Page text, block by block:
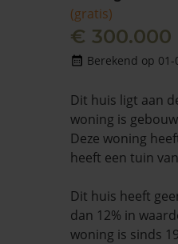
(gratis)
€ 300.000
Berekend op 01-
Dit huis ligt aan
woning is
Deze woning
heeft een tuin
Dit huis heeft
dan 12% in
woning is sinds